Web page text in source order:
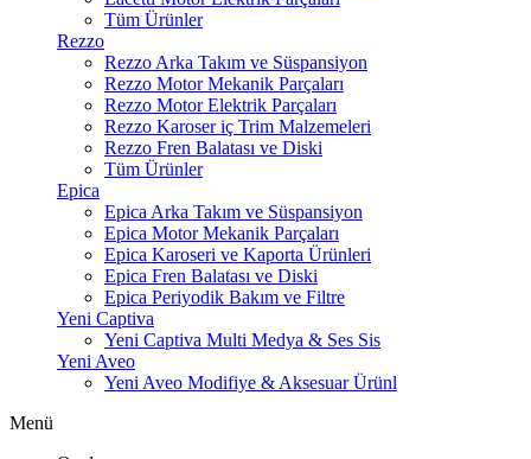
Tüm Ürünler
Rezzo
Rezzo Arka Takım ve Süspansiyon
Rezzo Motor Mekanik Parçaları
Rezzo Motor Elektrik Parçaları
Rezzo Karoser iç Trim Malzemeleri
Rezzo Fren Balatası ve Diski
Tüm Ürünler
Epica
Epica Arka Takım ve Süspansiyon
Epica Motor Mekanik Parçaları
Epica Karoseri ve Kaporta Ürünleri
Epica Fren Balatası ve Diski
Epica Periyodik Bakım ve Filtre
Yeni Captiva
Yeni Captiva Multi Medya & Ses Sis
Yeni Aveo
Yeni Aveo Modifiye & Aksesuar Ürünl
Menü